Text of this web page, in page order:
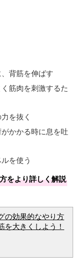
背筋を伸ばす
筋肉を刺激するた
を抜く
かかる時に息を吐
を使う
をより詳しく解説
の効果的なやり方
を大きくしよう！